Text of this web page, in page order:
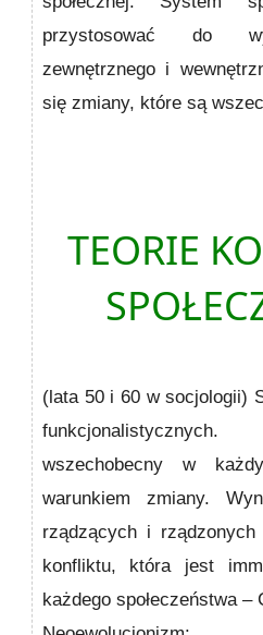
przystosować do
zewnętrznego i
się zmiany, które są
TEORIE
(lata 50 i 60 w socjologii)
wszechobecny w
warunkiem zmiany.
rządzących i rządzonych
konfliktu, która jest
każdego społeczeństwa –